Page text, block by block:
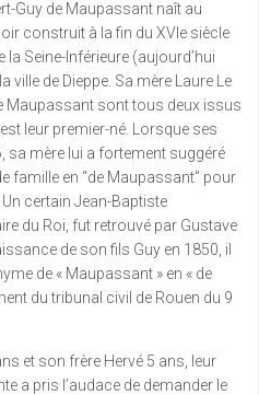
Guy de Maupassant naît au
construit à la fin du XVIe siècle
Seine-Inférieure (aujourd’hui
ville de Dieppe. Sa mère Laure Le
Maupassant sont tous deux issus
leur premier-né. Lorsque ses
sa mère lui a fortement suggéré
famille en “de Maupassant” pour
certain Jean-Baptiste
du Roi, fut retrouvé par Gustave
de son fils Guy en 1850, il
de « Maupassant » en « de
du tribunal civil de Rouen du 9
et son frère Hervé 5 ans, leur
a pris l’audace de demander le